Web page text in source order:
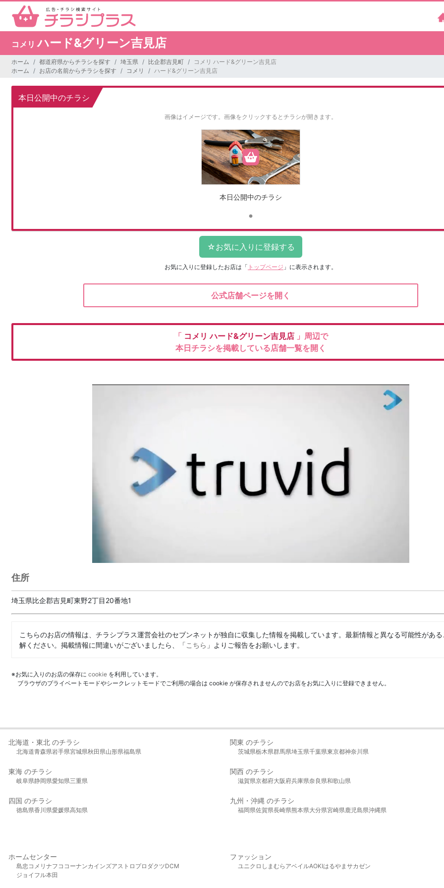
コメリハード&グリーン吉見店
ホーム 都道府県からチラシを探す 埼玉県 比企郡吉見町
コメリ ハード&グリーン吉見店
ホーム
お店の名前からチラシを探す コメリ ハード&グリーン吉見店
本日公開中のチラシ
画像はイメージです。 画像をクリックするとチラシが開きます。
本日公開中のチラシ
お気に入りに登録したお店は 「 トップページ 」に表示されます。
公式店舗ページを開く
「 コメリハード&グリーン吉見店 」周辺で
本日チラシを掲載している店舗一覧を開く
住所
埼玉県比企郡吉見町東野2丁目20番地1
こちらのお店の情報は、チラシプラス運営会社のセブンネットが独自に収集した情報を掲載しています。最新情報と異なる可能性があ
解ください。掲載情報に間違いがございましたら、「こちら 」よりご報告をお願いします。
※お気に入りのお店の保存に cookie を利用しています。
ブラウザのプライベートモードやシークレットモードでご利用の場合は cookie が保存されませんのでお店をお気に入りに登録できません。
北海道・東北 のチラシ
北海道青森県岩手県宮城県秋田県山形県福島県
関東 のチラシ
茨城県栃木県群馬県埼玉県千葉県東京都神奈川県
東海 のチラシ
岐阜県静岡県愛知県三重県
関西 のチラシ
滋賀県京都府大阪府兵庫県奈良県和歌山県
四国 のチラシ
徳島県香川県愛媛県高知県
九州・沖縄 のチラシ
福岡県佐賀県長崎県熊本県大分県宮崎県鹿児島県沖縄県
ホームセンター
島忠 コメリ ナフコ コーナンカインズアストロプロダクツDCM
ジョイフル本田
ファッション
ユニクロ しまむら アベイルAOKIはるやま サカゼン